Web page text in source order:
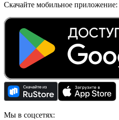
Скачайте мобильное приложение:
Мы в соцсетях: